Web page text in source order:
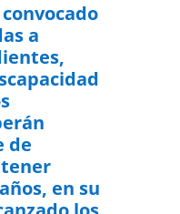
a
de
en su